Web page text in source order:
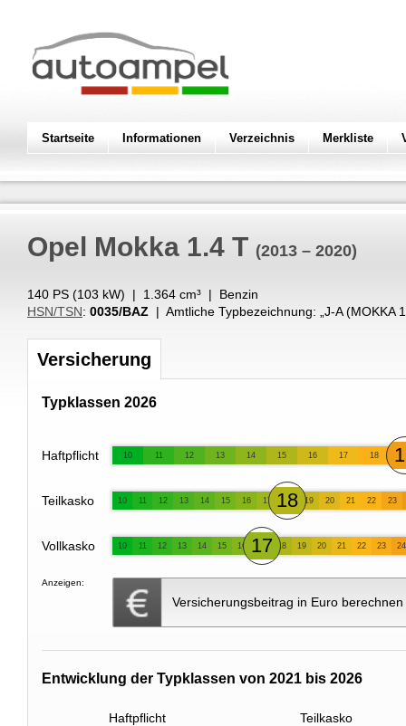
Startseite Informationen Verzeichnis Merkliste
Opel Mokka 1.4 T (2013 – 2020)
140 PS (103 kW) | 1.364 cm³ | Benzin
HSN/TSN: 0035/BAZ | Amtliche Typbezeichnung: „ J-A (MOKKA
Versicherung
Typklassen 2026
Haftpflicht 10 11 12 13 14 15 16 17 18
Teilkasko 10 11 12 13 14 15 16 17 18 19 20 21 22 23
Vollkasko 10 11 12 13 14 15 16 17 18 19 20 21 22 23 24
Anzeigen:
Versicherungsbeitrag in Euro berechnen
Entwicklung der Typklassen von 2021 bis 2026
Haftpflicht Teilkasko